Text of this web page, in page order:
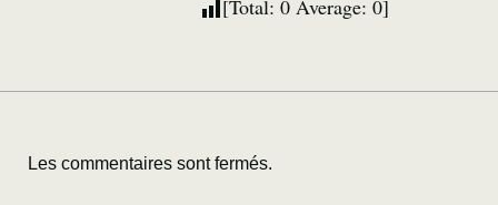
[Total: 0 Average: 0]
Les commentaires sont fermés.